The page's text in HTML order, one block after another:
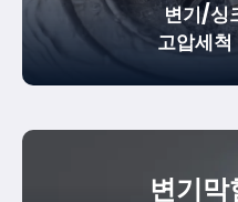
변기/싱
고압세척
변기막